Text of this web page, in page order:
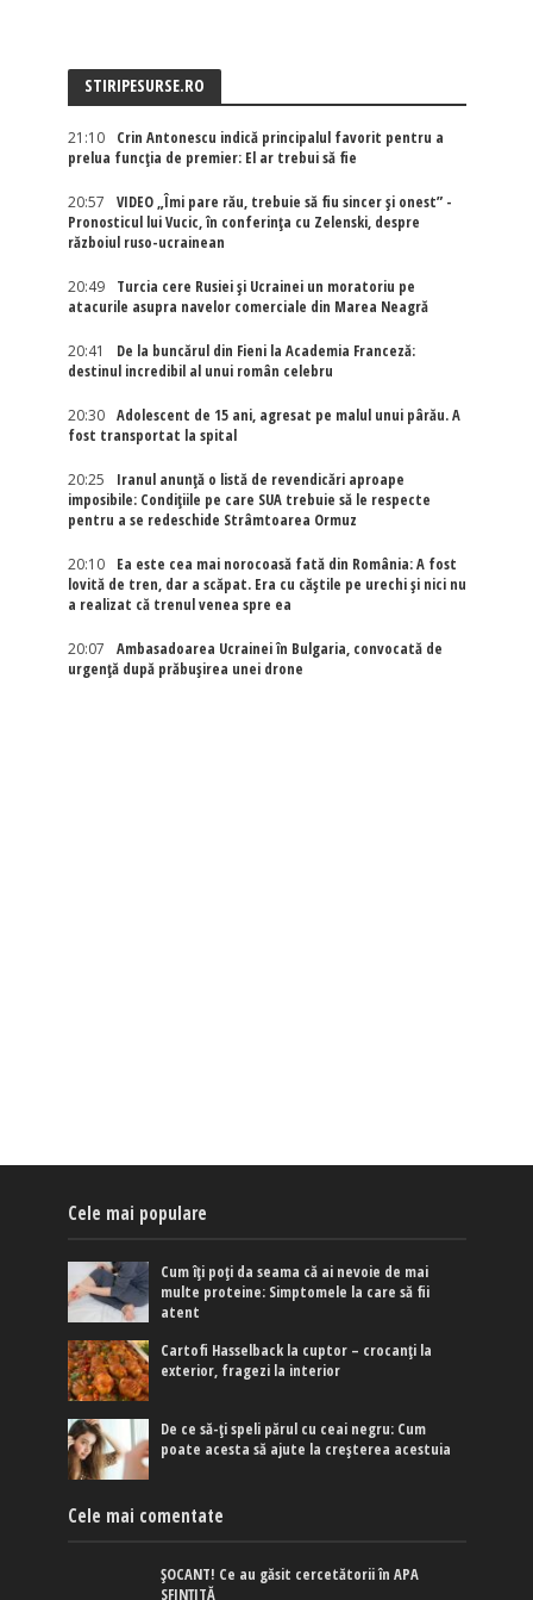
STIRIPESURSE.RO
21:10
Crin Antonescu indică principalul favorit pentru a
prelua funcția de premier: El ar trebui să fie
20:57
VIDEO „Îmi pare rău, trebuie să fiu sincer și onest” -
Pronosticul lui Vucic, în conferința cu Zelenski, despre
războiul ruso-ucrainean
20:49
Turcia cere Rusiei și Ucrainei un moratoriu pe
atacurile asupra navelor comerciale din Marea Neagră
20:41
De la buncărul din Fieni la Academia Franceză:
destinul incredibil al unui român celebru
20:30
Adolescent de 15 ani, agresat pe malul unui pârău. A
fost transportat la spital
20:25
Iranul anunță o listă de revendicări aproape
imposibile: Condițiile pe care SUA trebuie să le respecte
pentru a se redeschide Strâmtoarea Ormuz
20:10
Ea este cea mai norocoasă fată din România: A fost
lovită de tren, dar a scăpat. Era cu căștile pe urechi și nici nu
a realizat că trenul venea spre ea
20:07
Ambasadoarea Ucrainei în Bulgaria, convocată de
urgență după prăbușirea unei drone
Cele mai populare
Cum îți poți da seama că ai nevoie de mai
multe proteine: Simptomele la care să fii
atent
Cartofi Hasselback la cuptor – crocanți la
exterior, fragezi la interior
De ce să-ți speli părul cu ceai negru: Cum
poate acesta să ajute la creșterea acestuia
Cele mai comentate
ȘOCANT! Ce au găsit cercetătorii în APA
SFINȚITĂ